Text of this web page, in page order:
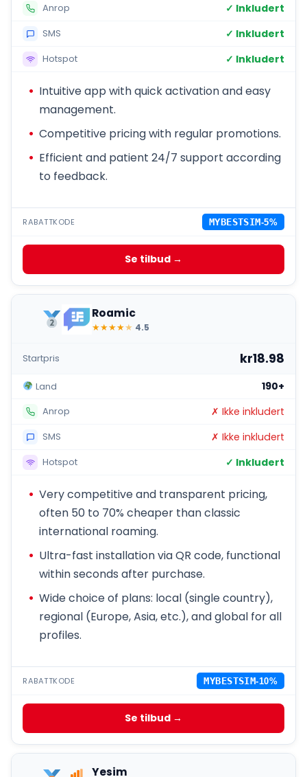
Anrop ✓ Inkludert
SMS ✓ Inkludert
Hotspot ✓ Inkludert
Intuitive app with quick activation and easy
management.
Competitive pricing with regular promotions.
Efficient and patient 24/7 support according
to feedback.
RABATTKODE MYBESTSIM-5%
Se tilbud →
Roamic
★★★★★ 4.5
Startpris kr18.98
Land 190+
Anrop ✗ Ikke inkludert
SMS ✗ Ikke inkludert
Hotspot ✓ Inkludert
Very competitive and transparent pricing,
often 50 to 70% cheaper than classic
international roaming.
Ultra-fast installation via QR code, functional
within seconds after purchase.
Wide choice of plans: local (single country),
regional (Europe, Asia, etc.), and global for all
profiles.
RABATTKODE MYBESTSIM-10%
Se tilbud →
Yesim